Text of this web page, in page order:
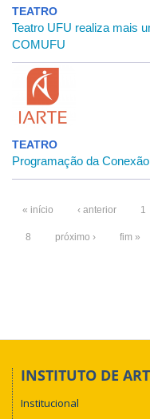
TEATRO
Teatro UFU realiza mais
COMUFU
TEATRO
Programação da
« início ‹ anterior 1
8 próximo › fim »
INSTITUTO DE
Institucional